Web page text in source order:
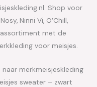
Shop voor
Ninni Vi, O’Chill,
met de
voor meisjes.
merkmeisjeskleding
sweater – zwart